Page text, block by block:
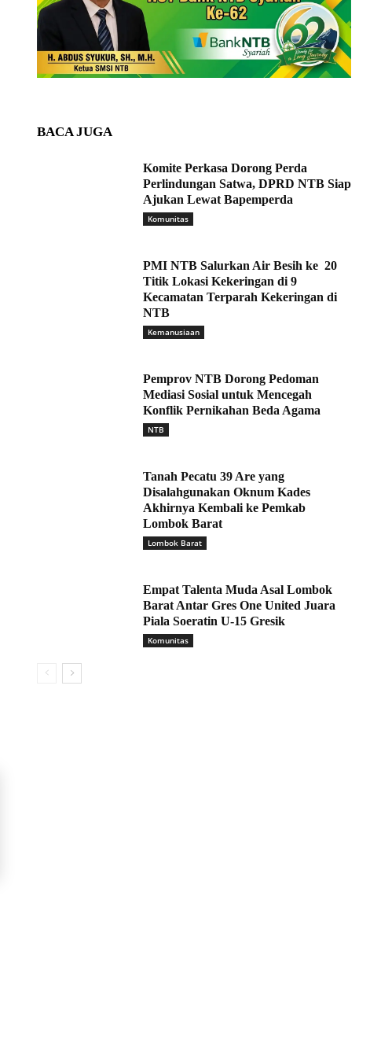
BACA JUGA
Komite Perkasa Dorong Perda
Perlindungan Satwa, DPRD NTB Siap
Ajukan Lewat Bapemperda
Komunitas
PMI NTB Salurkan Air Besih ke 20
Titik Lokasi Kekeringan di 9
Kecamatan Terparah Kekeringan di
NTB
Kemanusiaan
Pemprov NTB Dorong Pedoman
Mediasi Sosial untuk Mencegah
Konflik Pernikahan Beda Agama
NTB
Tanah Pecatu 39 Are yang
Disalahgunakan Oknum Kades
Akhirnya Kembali ke Pemkab
Lombok Barat
Lombok Barat
Empat Talenta Muda Asal Lombok
Barat Antar Gres One United Juara
Piala Soeratin U-15 Gresik
Komunitas